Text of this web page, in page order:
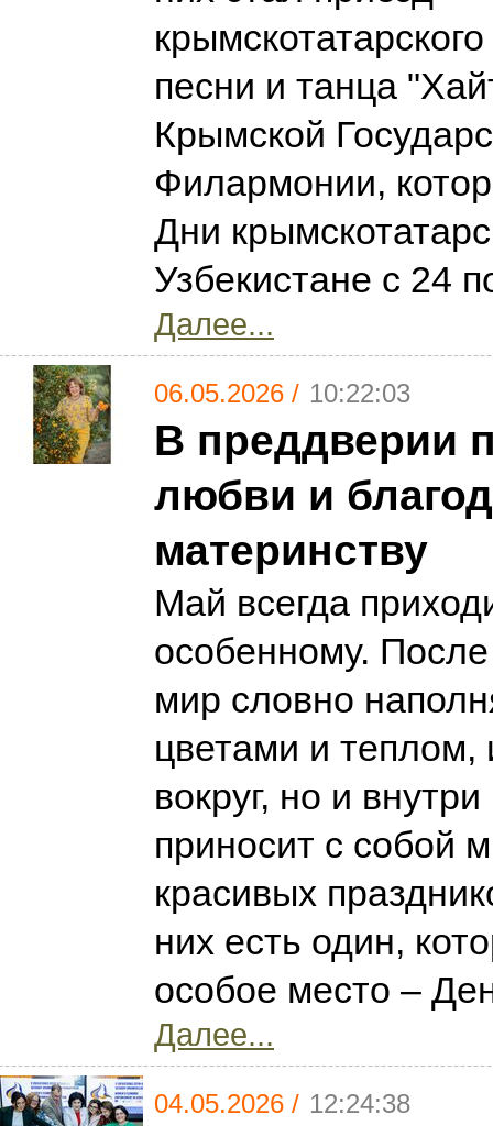
песни и танца
Крымской
Филармонии,
Дни
Узбекистане с 24
Далее...
06.05.2026 / 10:22:03
В преддверии
любви и
материнству
Май всегда
особенному.
мир словно
цветами и теплом,
вокруг, но и
приносит с собой
красивых
них есть один,
особое место –
Далее...
04.05.2026 / 12:24:38